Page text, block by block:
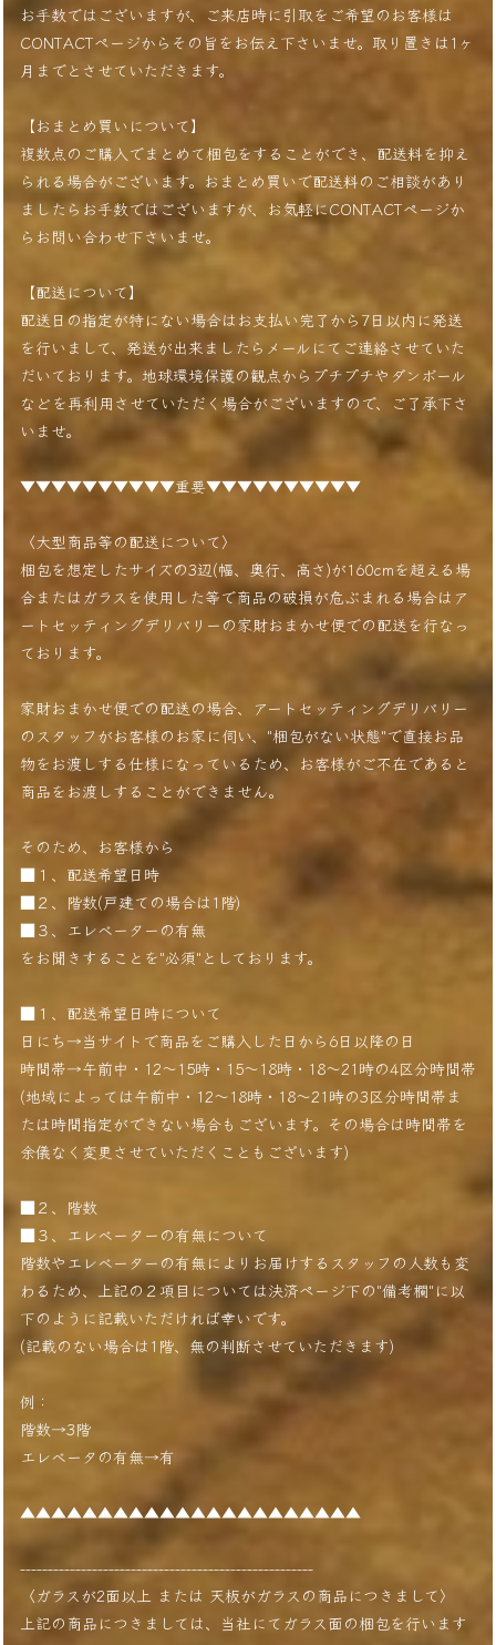
お手数ではございますが、ご来店時に引取をご希望のお客様は
CONTACTページからその旨をお伝え下さいませ。取り置きは1ヶ
月までとさせていただきます。
【おまとめ買いについて】
複数点のご購入でまとめて梱包をすることができ、配送料を抑え
られる場合がございます。おまとめ買いで配送料のご相談があり
ましたらお手数ではございますが、お気軽にCONTACTページか
らお問い合わせ下さいませ。
【配送について】
配送日の指定が特にない場合はお支払い完了から7日以内に発送
を行いまして、発送が出来ましたらメールにてご連絡させていた
だいております。地球環境保護の観点からプチプチやダンボール
などを再利用させていただく場合がございますので、ご了承下さ
いませ。
▼▼▼▼▼▼▼▼▼▼重要▼▼▼▼▼▼▼▼▼▼
〈大型商品等の配送について〉
梱包を想定したサイズの3辺(幅、奥行、高さ)が160cmを超える場
合またはガラスを使用した等で商品の破損が危ぶまれる場合はア
ートセッティングデリバリーの家財おまかせ便での配送を行なっ
ております。
家財おまかせ便での配送の場合、アートセッティングデリバリー
のスタッフがお客様のお家に伺い、"梱包がない状態"で直接お品
物をお渡しする仕様になっているため、お客様がご不在であると
商品をお渡しすることができません。
そのため、お客様から
■１、配送希望日時
■２、階数(戸建ての場合は1階)
■３、エレベーターの有無
をお聞きすることを"必須"としております。
■１、配送希望日時について
日にち→当サイトで商品をご購入した日から6日以降の日
時間帯→午前中・12〜15時・15〜18時・18〜21時の4区分時間帯
(地域によっては午前中・12〜18時・18〜21時の3区分時間帯ま
たは時間指定ができない場合もございます。その場合は時間帯を
余儀なく変更させていただくこともございます)
■２、階数
■３、エレベーターの有無について
階数やエレベーターの有無によりお届けするスタッフの人数も変
わるため、上記の２項目については決済ページ下の"備考欄"に以
下のように記載いただければ幸いです。
(記載のない場合は1階、無の判断させていただきます)
例：
階数→3階
エレベータの有無→有
▲▲▲▲▲▲▲▲▲▲▲▲▲▲▲▲▲▲▲▲▲▲
-----------------------------------------------------
〈ガラスが2面以上 または 天板がガラスの商品につきまして〉
上記の商品につきましては、当社にてガラス面の梱包を行います